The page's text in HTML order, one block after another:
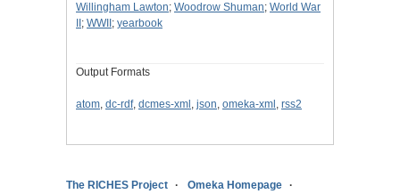
Willingham Lawton; Woodrow Shuman; World War
; WWII ; yearbook
Output Formats
atom, dc-rdf, dcmes-xml , json, omeka-xml , rss2
The RICHES Project Omeka Homepage